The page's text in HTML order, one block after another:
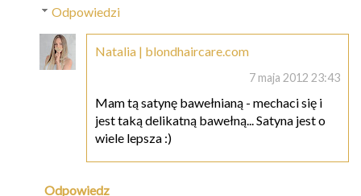
Odpowiedzi
Natalia | blondhaircare.com
7 maja 2012 23:43
Mam tą satynę bawełnianą - mechaci się i
jest taką delikatną bawełną... Satyna jest o
wiele lepsza :)
Odpowiedz